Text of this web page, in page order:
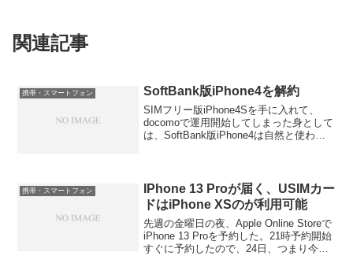
関連記事
携帯・スマートフォン SoftBank版iPhone4を解約
SIMフリー版iPhone4Sを手に入れて、
docomoで運用開始してしまった身として
は、SoftBank版iPhone4は自然と使わな
携帯・スマートフォン
IPhone 13 Proが届く、USIMカー
ドはiPhone XSのが利用可能
先週の金曜日の夜、Apple Online Storeで
iPhone 13 Proを予約した。21時予約開始
すぐに予約したので、24日、つまり今日